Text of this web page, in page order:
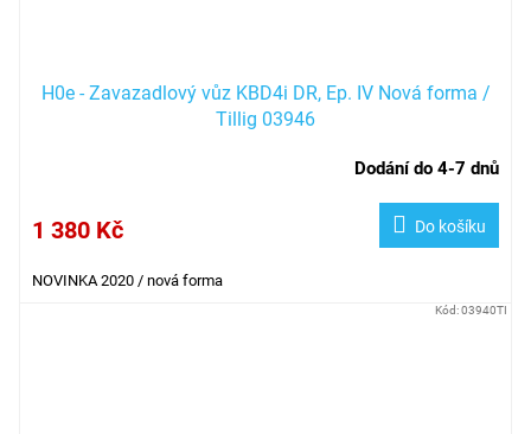
H0e - Zavazadlový vůz KBD4i DR, Ep. IV Nová forma /
Tillig 03946
Dodání do 4-7 dnů
1 380 Kč Do košíku
NOVINKA 2020 / nová forma
Kód:03940TI